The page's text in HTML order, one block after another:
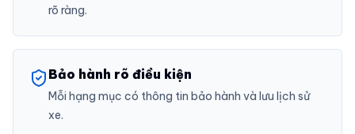
rõ ràng.
Bảo hành rõ điều kiện
Mỗi hạng mục có thông tin bảo hành và lưu lịch sử
xe.